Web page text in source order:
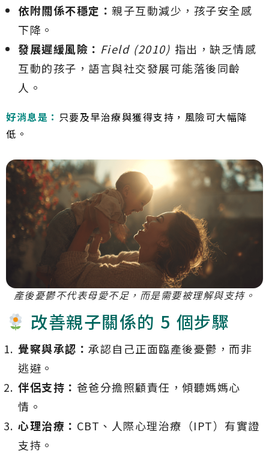
依附關係不穩定： 親子互動減少，孩子安全感
下降。
發展遲緩風險： Field (2010) 指出，缺乏情感
互動的孩子，語言與社交發展可能落後同齡
人。
好消息是： 只要及早治療與獲得支持，風險可大幅降
低。
產後憂鬱不代表母愛不足，而是需要被理解與支持。
改善親子關係的 5 個步驟
覺察與承認： 承認自己正面臨產後憂鬱，而非
逃避。
伴侶支持： 爸爸分擔照顧責任，傾聽媽媽心
情。
心理治療： CBT、人際心理治療（IPT）有實證
支持。